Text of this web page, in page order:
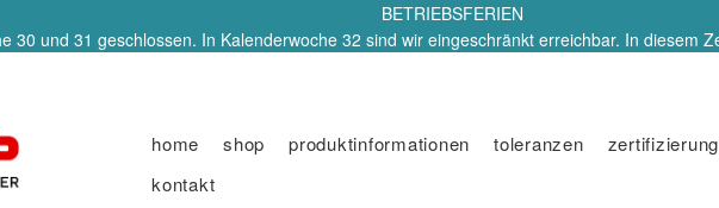
BETRIEBSFERIEN
30 und 31 geschlossen. In Kalenderwoche 32 sind wir eingeschränkt erreichbar. In diesem
home shop produktinformationen toleranzen zertifizierung
kontakt